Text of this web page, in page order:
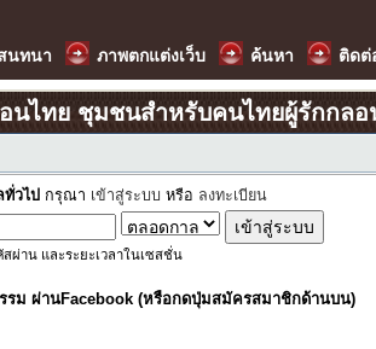
นทนา ภาพตกแต่งเว็บ ค้นหา ติดต่
นไทย ชุมชนสำหรับคนไทยผู้รักกลอ
วไป กรุณา เข้าสู่ระบบ หรือ ลงทะเบียน
ผ่าน และระยะเวลาในเซสชั่น
รม ผ่านFacebook (หรือกดปุ่มสมัครสมาชิกด้านบน)